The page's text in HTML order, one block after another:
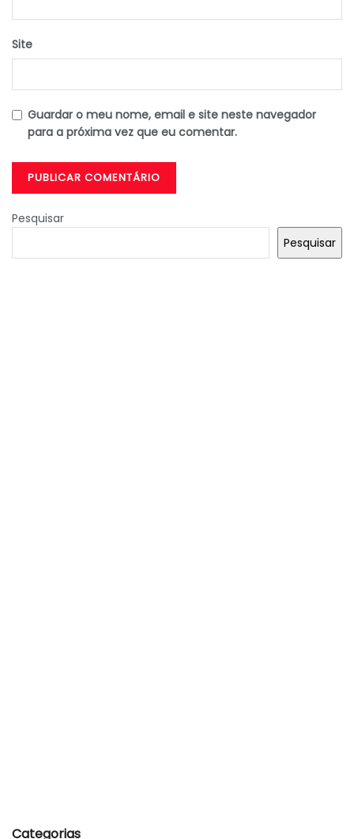
Site
Guardar o meu nome, email e site neste navegador
para a próxima vez que eu comentar.
Pesquisar
Pesquisar
Categorias